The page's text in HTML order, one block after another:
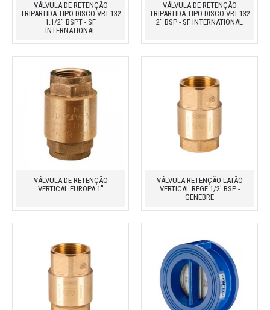
VÁLVULA DE RETENÇÃO
TRIPARTIDA TIPO DISCO VRT-132
1.1/2'' BSPT - SF
INTERNATIONAL
VÁLVULA DE RETENÇÃO
TRIPARTIDA TIPO DISCO VRT-132
2'' BSP - SF INTERNATIONAL
VÁLVULA DE RETENÇÃO
VERTICAL EUROPA 1''
VÁLVULA RETENÇÃO LATÃO
VERTICAL REGE 1/2' BSP -
GENEBRE